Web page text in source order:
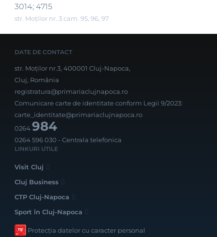
3014; 4715
str. Moților nr. 3 cam. 95, 96, 97
DATE DE CONTACT
str. Moților nr.3, 400001 Cluj-Napoca,
Cluj, România
registratura@primariaclujnapoca.ro
Comunicare carte de identitate conform Legii 9/2023:
carte_identitate@primariaclujnapoca.ro
0264984
0264 596 030 - Centrala telefonica
LINKURI UTILE
Visit Cluj
Cluj Business
CTP Cluj-Napoca
Sport în Cluj-Napoca
Protecția datelor cu caracter personal